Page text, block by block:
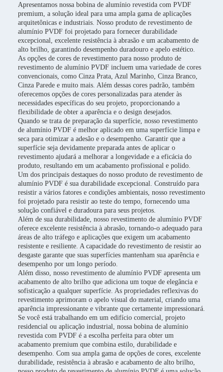
Apresentamos nossa bobina de alumínio revestida com PVDF
premium, a solução ideal para uma ampla gama de aplicações
arquitetônicas e industriais. Nosso produto de revestimento de
alumínio PVDF foi projetado para fornecer durabilidade
excepcional, excelente resistência à abrasão e um acabamento de
alto brilho, garantindo desempenho duradouro e apelo estético.
As opções de cores de revestimento para nosso produto de
revestimento de alumínio PVDF incluem uma variedade de cores
convencionais, como Cinza Prata, Azul Marinho, Cinza Branco,
Cinza Parede e muito mais. Além dessas cores padrão, também
oferecemos opções de cores personalizadas para atender às
necessidades específicas do seu projeto, proporcionando a
flexibilidade de obter a aparência e o design desejados.
Quando se trata de preparação da superfície, nosso revestimento
de alumínio PVDF é melhor aplicado em uma superfície limpa e
seca para otimizar a adesão e o desempenho. Garantir que a
superfície seja devidamente preparada antes de aplicar o
revestimento ajudará a melhorar a longevidade e a eficácia do
produto, resultando em um acabamento profissional e polido.
Um dos principais destaques do nosso produto de revestimento de
alumínio PVDF é sua durabilidade excepcional. Construído para
resistir a vários fatores e condições ambientais, nosso revestimento
foi projetado para resistir ao teste do tempo, fornecendo uma
solução confiável e duradoura para seus projetos.
Além de sua durabilidade, nosso revestimento de alumínio PVDF
oferece excelente resistência à abrasão, tornando-o adequado para
áreas de alto tráfego e aplicações que exigem um acabamento
resistente e resiliente. A capacidade do revestimento de resistir ao
desgaste garante que suas superfícies mantenham sua aparência e
desempenho por um longo período.
Além disso, nosso revestimento de alumínio PVDF apresenta um
acabamento de alto brilho que adiciona um toque de elegância e
sofisticação a qualquer superfície. As propriedades reflexivas do
revestimento aprimoram o apelo visual do material, criando uma
aparência impressionante e vibrante que certamente impressionará.
Se você está trabalhando em um edifício comercial, projeto
residencial ou aplicação industrial, nossa bobina de alumínio
revestida com PVDF é a escolha perfeita para obter um
acabamento premium que combina estilo, durabilidade e
desempenho. Com sua ampla gama de opções de cores, excelente
durabilidade, resistência à abrasão e acabamento de alto brilho,